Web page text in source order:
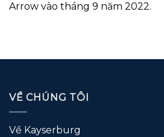
Arrow vào tháng 9 năm 2022.
VỀ CHÚNG TÔI
Về Kayserburg